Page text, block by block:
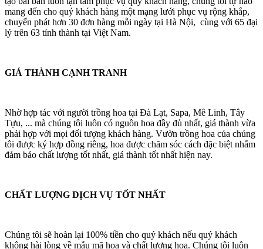
mang đến cho quý khách hàng một mạng lưới phục vụ rộng khắp,
chuyển phát hơn 30 đơn hàng mỗi ngày tại Hà Nội, cùng với 65 đại
lý trên 63 tỉnh thành tại Việt Nam.
GIÁ THÀNH CẠNH TRANH
Nhờ hợp tác với người trồng hoa tại Đà Lạt, Sapa, Mê Linh, Tây
Tựu, ... mà chúng tôi luôn có nguồn hoa đầy đủ nhất, giá thành vừa
phải hợp với mọi đối tượng khách hàng. Vườn trồng hoa của chúng
tôi được ký hợp đồng riêng, hoa được chăm sóc cách đặc biệt nhằm
đảm bảo chất lượng tốt nhất, giá thành tốt nhất hiện nay.
CHẤT LƯỢNG DỊCH VỤ TỐT NHẤT
Chúng tôi sẽ hoàn lại 100% tiền cho quý khách nếu quý khách
không hài lòng về mẫu mã hoa và chất lượng hoa. Chúng tôi luôn